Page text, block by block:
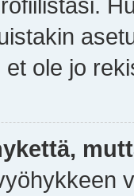
ole jo